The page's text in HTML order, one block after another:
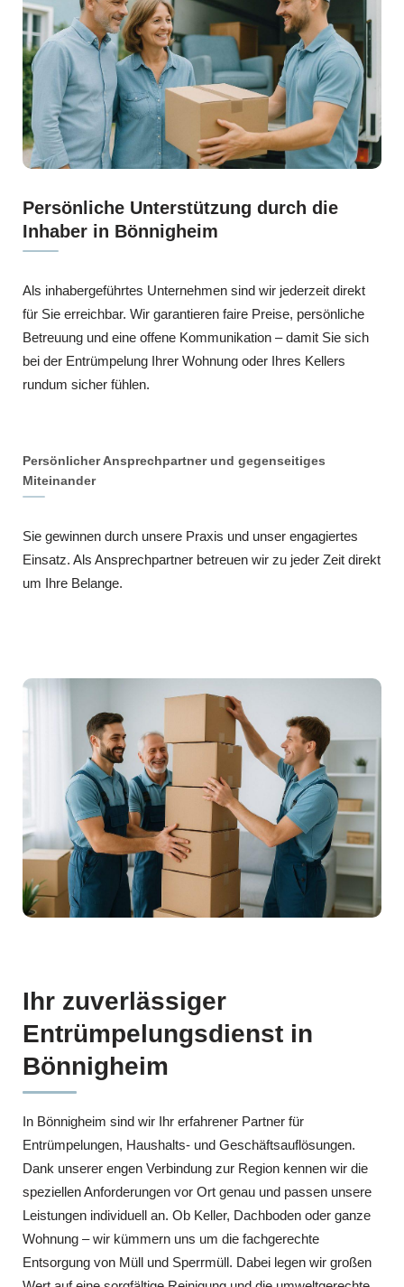
Persönliche Unterstützung durch die
Inhaber in Bönnigheim
Als inhabergeführtes Unternehmen sind wir jederzeit direkt
für Sie erreichbar. Wir garantieren faire Preise, persönliche
Betreuung und eine offene Kommunikation – damit Sie sich
bei der Entrümpelung Ihrer Wohnung oder Ihres Kellers
rundum sicher fühlen.
Persönlicher Ansprechpartner und gegenseitiges
Miteinander
Sie gewinnen durch unsere Praxis und unser engagiertes
Einsatz. Als Ansprechpartner betreuen wir zu jeder Zeit direkt
um Ihre Belange.
Ihr zuverlässiger
Entrümpelungsdienst in
Bönnigheim
In Bönnigheim sind wir Ihr erfahrener Partner für
Entrümpelungen, Haushalts- und Geschäftsauflösungen.
Dank unserer engen Verbindung zur Region kennen wir die
speziellen Anforderungen vor Ort genau und passen unsere
Leistungen individuell an. Ob Keller, Dachboden oder ganze
Wohnung – wir kümmern uns um die fachgerechte
Entsorgung von Müll und Sperrmüll. Dabei legen wir großen